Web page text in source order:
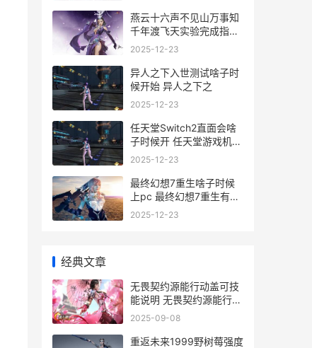
燕云十六声不见山万事知
千年渡飞天实验完成指导
燕云十六声不见山主线更
2025-12-23
异人之下入世测试啥子时
候开始 异人之下之
2025-12-23
任天堂Switch2直面会啥
子时候开 任天堂游戏机
2ds
2025-12-23
最终幻想7重生啥子时候
上pc 最终幻想7重生有多
少章
2025-12-23
经典文章
无畏契约源能行动盖可技
能说明 无畏契约源能行动
手游官网入口
2025-09-08
重返未来1999野树莓强度